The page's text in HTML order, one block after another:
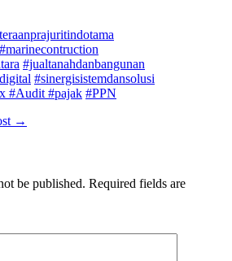
#marinecontruction
#jualtanahdanbangunan
#sinergisistemdansolusi
#Audit #pajak #PPN
→
be published. Required fields are